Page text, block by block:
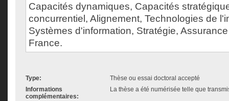
Capacités dynamiques, Capacités
concurrentiel, Alignement, Technologies de
Systèmes d'information, Stratégie,
France.
Type:
Thèse ou essai doctoral accepté
Informations
complémentaires:
La thèse a été numérisée telle que